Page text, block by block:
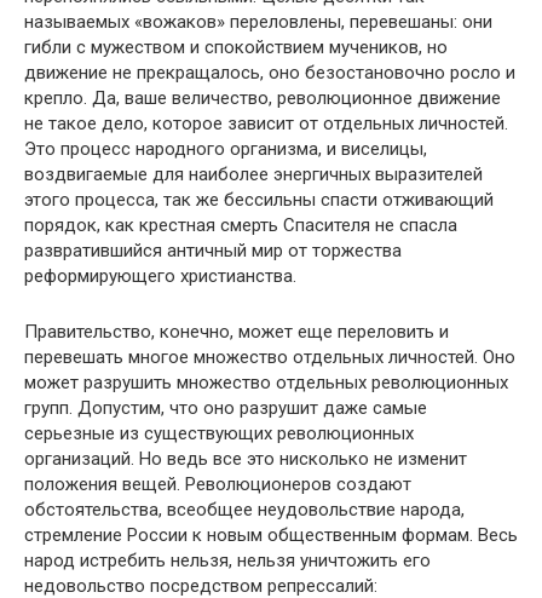
называемых «вожаков» переловлены, перевешаны: они
гибли с мужеством и спокойствием мучеников, но
движение не прекращалось, оно безостановочно росло и
крепло. Да, ваше величество, революционное движение
не такое дело, которое зависит от отдельных личностей.
Это процесс народного организма, и виселицы,
воздвигаемые для наиболее энергичных выразителей
этого процесса, так же бессильны спасти отживающий
порядок, как крестная смерть Спасителя не спасла
развратившийся античный мир от торжества
реформирующего христианства.
Правительство, конечно, может еще переловить и
перевешать многое множество отдельных личностей. Оно
может разрушить множество отдельных революционных
групп. Допустим, что оно разрушит даже самые
серьезные из существующих революционных
организаций. Но ведь все это нисколько не изменит
положения вещей. Революционеров создают
обстоятельства, всеобщее неудовольствие народа,
стремление России к новым общественным формам. Весь
народ истребить нельзя, нельзя уничтожить его
недовольство посредством репрессалий: